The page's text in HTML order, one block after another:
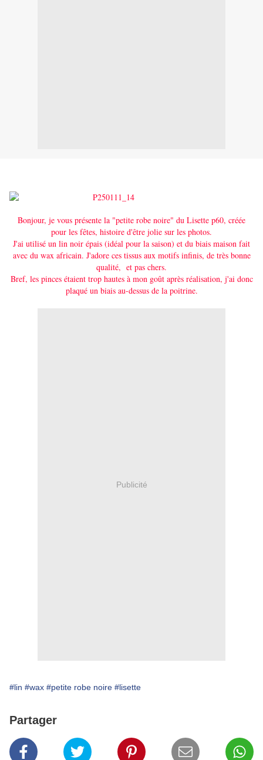
Bonjour, je vous présente la "petite robe noire" du Lisette p60, créée
pour les fêtes, histoire d'être jolie sur les photos.
J'ai utilisé un lin noir épais (idéal pour la saison) et du biais maison fait
avec du wax africain. J'adore ces tissus aux motifs infinis, de très bonne
qualité, et pas chers.
Bref, les pinces étaient trop hautes à mon goût après réalisation, j'ai donc
plaqué un biais au-dessus de la poitrine.
Publicité
#lin #wax #petite robe noire #lisette
Partager